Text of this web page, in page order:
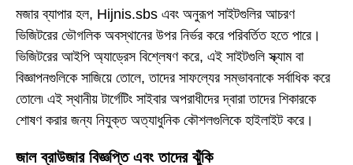
মজার ব্যাপার হল, Hijnis.sbs এবং অনুরূপ সাইটগুলির আচরণ
ভিজিটরের ভৌগলিক অবস্থানের উপর নির্ভর করে পরিবর্তিত হতে পারে।
ভিজিটরের আইপি অ্যাড্রেস বিশ্লেষণ করে, এই সাইটগুলি স্ক্যাম বা
বিজ্ঞাপনগুলিকে সাজিয়ে তোলে, তাদের সাফল্যের সম্ভাবনাকে সর্বাধিক করে
তোলে৷ এই স্থানীয় টার্গেটিং সাইবার অপরাধীদের দ্বারা তাদের শিকারকে
শোষণ করার জন্য নিযুক্ত অত্যাধুনিক কৌশলগুলিকে হাইলাইট করে।
জাল ব্রাউজার বিজ্ঞপ্তি এবং তাদের ঝুঁকি